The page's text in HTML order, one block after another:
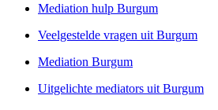
Mediation hulp Burgum
Veelgestelde vragen uit Burgum
Mediation Burgum
Uitgelichte mediators uit Burgum